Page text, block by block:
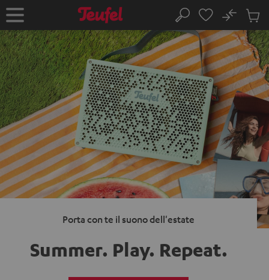
AL
Pagina
iniziale
Cerca
No
nel
Porta con te il suono dell'estate
Summer. Play. Repeat.